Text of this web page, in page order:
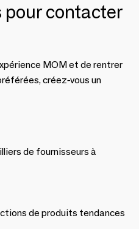
pour contacter
MOM et de rentrer
créez-vous un
de fournisseurs à
de produits tendances